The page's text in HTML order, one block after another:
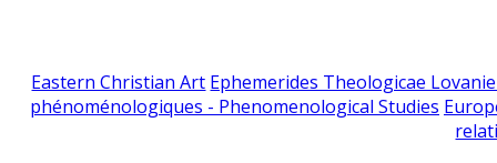
Eastern Christian Art Ephemerides Theologicae
phénoménologiques - Phenomenological Studies